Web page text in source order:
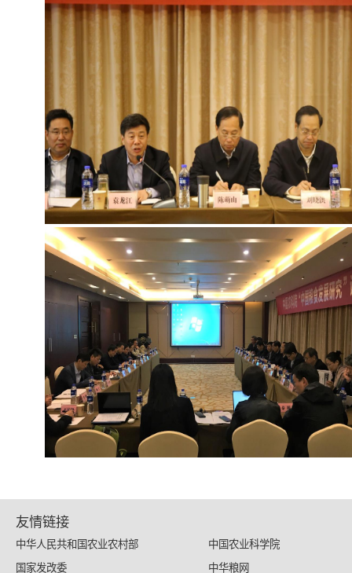
友情链接
中华人民共和国农业农村部
中国农业科学院
国家发改委
中华粮网